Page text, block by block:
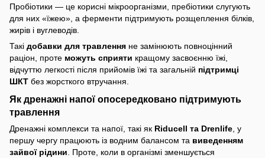
Пробіотики — це корисні мікроорганізми, пребіотики слугують
для них «їжею», а ферменти підтримують розщеплення білків,
жирів і вуглеводів.
Такі добавки для травлення не замінюють повноцінний
раціон, проте можуть сприяти кращому засвоєнню їжі,
відчуттю легкості після прийомів їжі та загальній підтримці
ШКТ без жорсткого втручання.
Як дренажні напої опосередковано підтримують
травлення
Дренажні комплекси та напої, такі як Riducell та Drenlife, у
першу чергу працюють із водним балансом та виведенням
зайвої рідини. Проте, коли в організмі зменшується